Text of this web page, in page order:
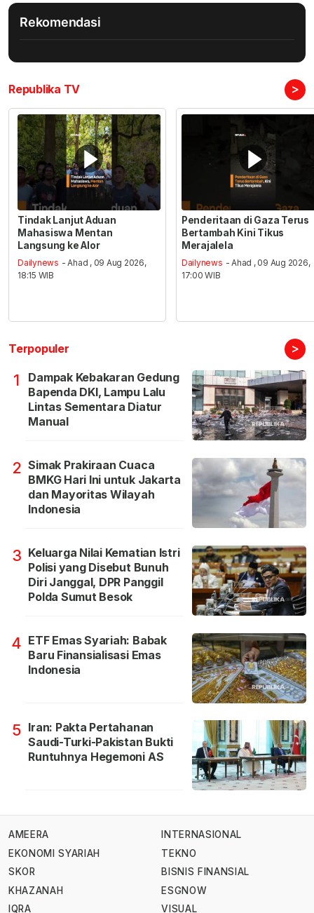
Rekomendasi
Republika TV >
Tindak Lanjut Aduan
Mahasiswa Mentan
Langsung ke Alor
Dailynews - Ahad , 09 Aug 2026,
18:15 WIB
Penderitaan di Gaza Terus
Bertambah Kini Tikus
Merajalela
Dailynews - Ahad , 09 Aug 2026,
17:00 WIB
Terpopuler >
1
Dampak Kebakaran Gedung
Bapenda DKI, Lampu Lalu
Lintas Sementara Diatur
Manual
2 Simak Prakiraan Cuaca
BMKG Hari Ini untuk Jakarta
dan Mayoritas Wilayah
Indonesia
3 Keluarga Nilai Kematian Istri
Polisi yang Disebut Bunuh
Diri Janggal, DPR Panggil
Polda Sumut Besok
4 ETF Emas Syariah: Babak
Baru Finansialisasi Emas
Indonesia
5 Iran: Pakta Pertahanan
Saudi-Turki-Pakistan Bukti
Runtuhnya Hegemoni AS
AMEERA
EKONOMI SYARIAH
SKOR
KHAZANAH
IQRA
INTERNASIONAL
TEKNO
BISNIS FINANSIAL
ESGNOW
VISUAL